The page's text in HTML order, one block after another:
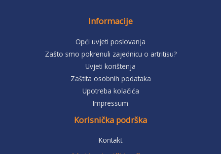
Informacije
Opći uvjeti poslovanja
Zašto smo pokrenuli zajednicu o artritisu?
Uvjeti korištenja
Zaštita osobnih podataka
Upotreba kolačića
Impressum
Korisnička podrška
Kontakt